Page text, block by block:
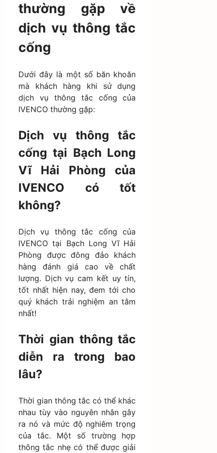
thường gặp về
dịch vụ thông tắc
cống
Dưới đây là một số băn khoăn
mà khách hàng khi sử dụng
dịch vụ thông tắc cống của
IVENCO thường gặp:
Dịch vụ thông tắc
cống tại Bạch Long
Vĩ Hải Phòng của
IVENCO có tốt
không?
Dịch vụ thông tắc cống của
IVENCO tại Bạch Long Vĩ Hải
Phòng được đông đảo khách
hàng đánh giá cao về chất
lượng. Dịch vụ cam kết uy tín,
tốt nhất hiện nay, đem tới cho
quý khách trải nghiệm an tâm
nhất!
Thời gian thông tắc
diễn ra trong bao
lâu?
Thời gian thông tắc có thể khác
nhau tùy vào nguyên nhân gây
ra nó và mức độ nghiêm trọng
của tắc. Một số trường hợp
thông tắc nhẹ có thể được giải